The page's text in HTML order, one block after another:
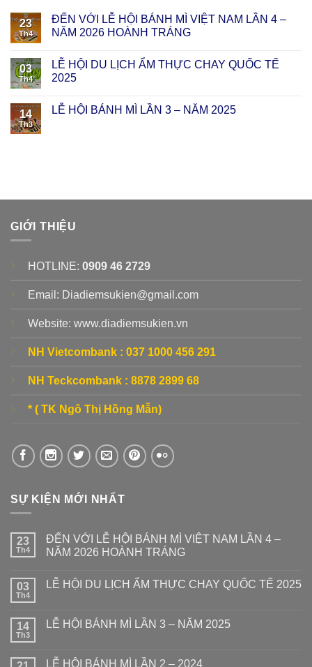
23
Th4
ĐẾN VỚI LỄ HỘI BÁNH MÌ VIỆT NAM LẦN 4 –
NĂM 2026 HOÀNH TRÁNG
03
Th4
LỄ HỘI DU LỊCH ẨM THỰC CHAY QUỐC TẾ
2025
14
Th3
LỄ HỘI BÁNH MÌ LẦN 3 – NĂM 2025
GIỚI THIỆU
HOTLINE: 0909 46 2729
Email: Diadiemsukien@gmail.com
Website: www.diadiemsukien.vn
NH Vietcombank : 037 1000 456 291
NH Teckcombank : 8878 2899 68
* ( TK Ngô Thị Hồng Mẫn)
SỰ KIỆN MỚI NHẤT
23
Th4
ĐẾN VỚI LỄ HỘI BÁNH MÌ VIỆT NAM LẦN 4 –
NĂM 2026 HOÀNH TRÁNG
03
Th4
LỄ HỘI DU LỊCH ẨM THỰC CHAY QUỐC TẾ 2025
14
Th3
LỄ HỘI BÁNH MÌ LẦN 3 – NĂM 2025
LỄ HỘI BÁNH MÌ LẦN 2 – 2024